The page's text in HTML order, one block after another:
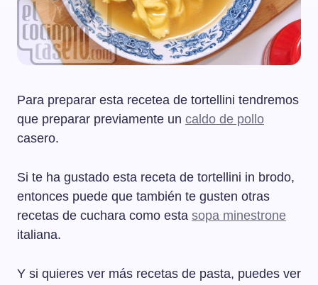
Para preparar esta recetea de tortellini tendremos
que preparar previamente un caldo de pollo
casero.
Si te ha gustado esta receta de tortellini in brodo,
entonces puede que también te gusten otras
recetas de cuchara como esta sopa minestrone
italiana.
Y si quieres ver más recetas de pasta, puedes ver